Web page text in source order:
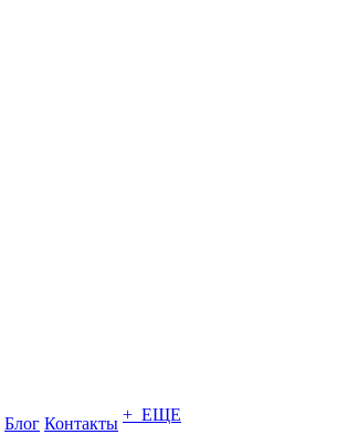
Блог Контакты + ЕЩЕ